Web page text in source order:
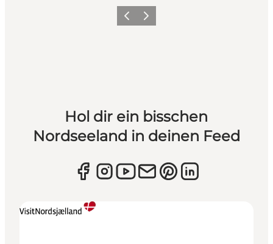
ZurückWeiter
Hol dir ein bisschen
Nordseeland in deinen Feed